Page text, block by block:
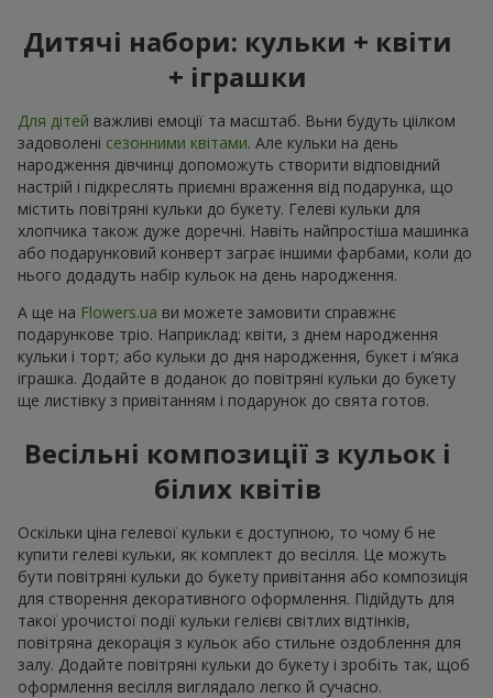
Дитячі набори: кульки + квіти
+ іграшки
Для дітей важливі емоції та масштаб. Вьни будуть ціілком
задоволені сезонними квітами. Але кульки на день
народження дівчинці допоможуть створити відповідний
настрій і підкреслять приємні враження від подарунка, що
містить повітряні кульки до букету. Гелеві кульки для
хлопчика також дуже доречні. Навіть найпростіша машинка
або подарунковий конверт заграє іншими фарбами, коли до
нього додадуть набір кульок на день народження.
А ще на Flowers.ua ви можете замовити справжнє
подарункове тріо. Наприклад: квіти, з днем народження
кульки і торт; або кульки до дня народження, букет і м’яка
іграшка. Додайте в доданок до повітряні кульки до букету
ще листівку з привітанням і подарунок до свята готов.
Весільні композиції з кульок і
білих квітів
Оскільки ціна гелевої кульки є доступною, то чому б не
купити гелеві кульки, як комплект до весілля. Це можуть
бути повітряні кульки до букету привітання або композиція
для створення декоративного оформлення. Підійдуть для
такої урочистої події кульки гелієві світлих відтінків,
повітряна декорація з кульок або стильне оздоблення для
залу. Додайте повітряні кульки до букету і зробіть так, щоб
оформлення весілля виглядало легко й сучасно.